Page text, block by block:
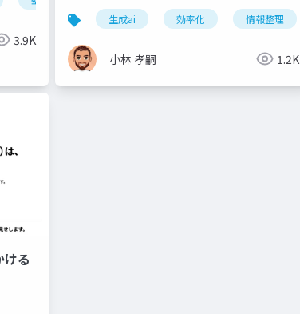
3.9K
生成ai 効率化 情報整理
小林 孝嗣 1.2K
る